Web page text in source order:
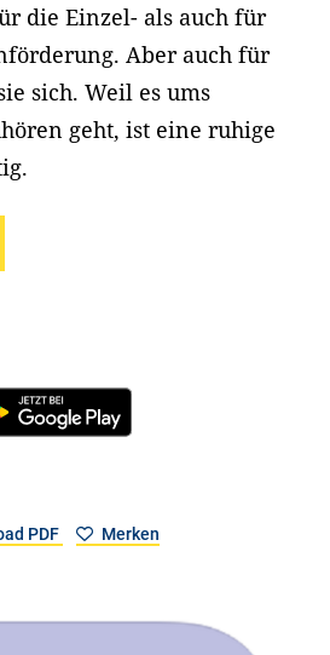
die Einzel- als auch für
Aber auch für
sich. Weil es ums
geht, ist eine ruhige
PDF Merken